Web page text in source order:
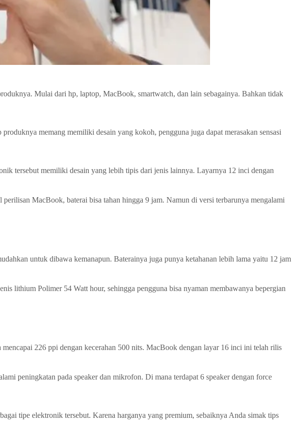
Mulai dari hp, laptop, MacBook, smartwatch, dan lain sebagainya. Bahkan tidak
memang memiliki desain yang kokoh, pengguna juga dapat merasakan sensasi
tersebut memiliki desain yang lebih tipis dari jenis lainnya. Layarnya 12 inci dengan
MacBook, baterai bisa tahan hingga 9 jam. Namun di versi terbarunya mengalami
untuk dibawa kemanapun. Baterainya juga punya ketahanan lebih lama yaitu 12 jam
lithium Polimer 54 Watt hour, sehingga pengguna bisa nyaman membawanya bepergian
226 ppi dengan kecerahan 500 nits. MacBook dengan layar 16 inci ini telah rilis
peningkatan pada speaker dan mikrofon. Di mana terdapat 6 speaker dengan force
tipe elektronik tersebut. Karena harganya yang premium, sebaiknya Anda simak tips